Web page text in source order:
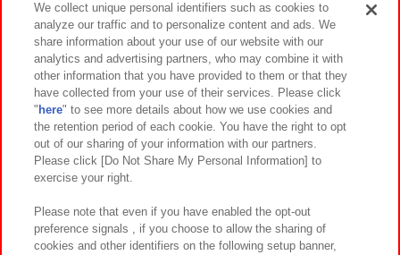
イベント・キャンペーン
関連会社 サステナビリティ サイトポリシー
プライバシーポリシー ウェブアクセシビリティ方針と検証結果
お取引先さまとともに
カスタマーハラスメント対応方針 よくあるご質問・お問い合わせ
We collect unique personal identifiers such as cookies to
analyze our traffic and to personalize content and ads. We
share information about your use of our website with our
analytics and advertising partners, who may combine it with
other information that you have provided to them or that they
have collected from your use of their services. Please click
" here" to see more details about how we use cookies and
the retention period of each cookie. You have the right to opt
out of our sharing of your information with our partners.
Please click [Do Not Share My Personal Information] to
exercise your right.
Please note that even if you have enabled the opt-out
preference signals , if you choose to allow the sharing of
cookies and other identifiers on the following setup banner,